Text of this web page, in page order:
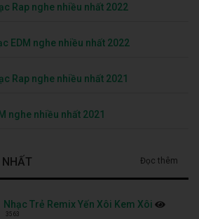
Rap nghe nhiều nhất 2022
EDM nghe nhiều nhất 2022
Rap nghe nhiều nhất 2021
nghe nhiều nhất 2021
NHẤT Đọc thêm
Nhạc Trẻ Remix Yến Xôi Kem Xôi
3563